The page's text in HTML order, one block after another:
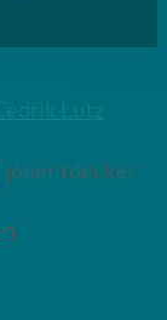
Lutz